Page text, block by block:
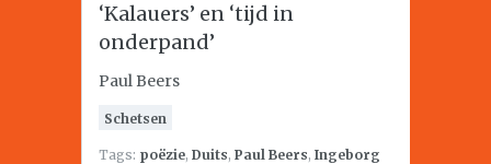
‘Kalauers’ en ‘tijd in
onderpand’
Paul Beers
Schetsen
Tags: poëzie, Duits, Paul Beers, Ingeborg